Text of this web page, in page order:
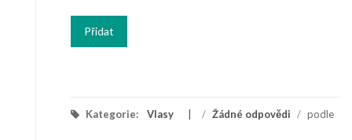
Kategorie: Vlasy / Žádné odpovědi / podle